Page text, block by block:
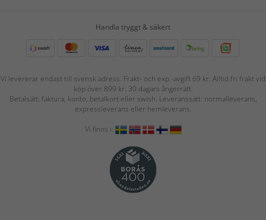
Handla tryggt & säkert
Vi levererar endast till svensk adress. Frakt- och exp.-avgift 69 kr. Alltid fri frakt vid
köp över 899 kr. 30 dagars ångerrätt.
Betalsätt: faktura, konto, betalkort eller swish. Leveranssätt: normalleverans,
expressleverans eller hemleverans.
Vi finns i: